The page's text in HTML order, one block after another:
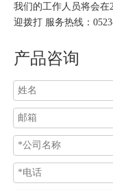
我们的工作人员将会在
迎拨打 服务热线：
产品咨询